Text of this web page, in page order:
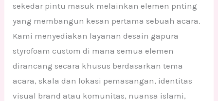
sekedar pintu masuk melainkan elemen pnting
yang membangun kesan pertama sebuah acara.
Kami menyediakan layanan desain gapura
styrofoam custom di mana semua elemen
dirancang secara khusus berdasarkan tema
acara, skala dan lokasi pemasangan, identitas
visual brand atau komunitas, nuansa islami,